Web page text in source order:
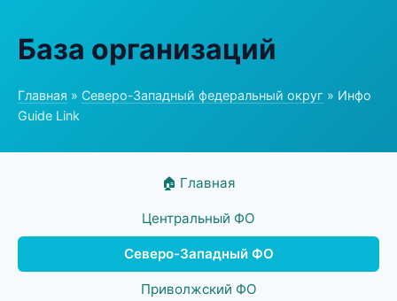
База организаций
Главная » Северо-Западный федеральный округ » Инфо
Guide Link
🏠 Главная
Центральный ФО
Северо-Западный ФО
Приволжский ФО